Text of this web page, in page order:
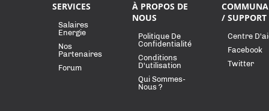
SERVICES
Salaires
Energie
Nos
Partenaires
Forum
À PROPOS DE
NOUS
Politique De
Confidentialité
Conditions
D'utilisation
Qui Sommes-
Nous ?
/ SUPPORT
Centre
Facebook
Twitter